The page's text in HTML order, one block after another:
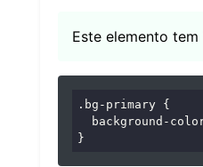
Este elemento
.bg-primary {
background-
}